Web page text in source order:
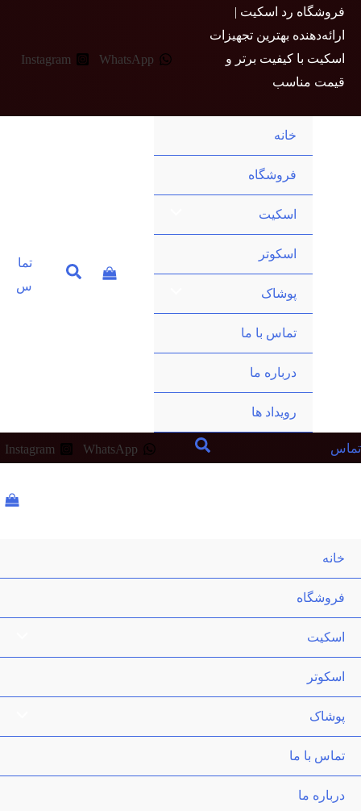
پرش
محتوا
فروشگاه رد اسکیت |
ارائه‌دهنده بهترین تجهیزات
اسکیت با کیفیت برتر و
قیمت مناسب
WhatsApp
Instagram
خانه
فروشگاه
اسکیت
اسکوتر
پوشاک
تماس با ما
درباره ما
رویداد ها
تما
س
تماس WhatsApp
Instagram
خانه
فروشگاه
اسکیت
اسکوتر
پوشاک
تماس با ما
درباره ما